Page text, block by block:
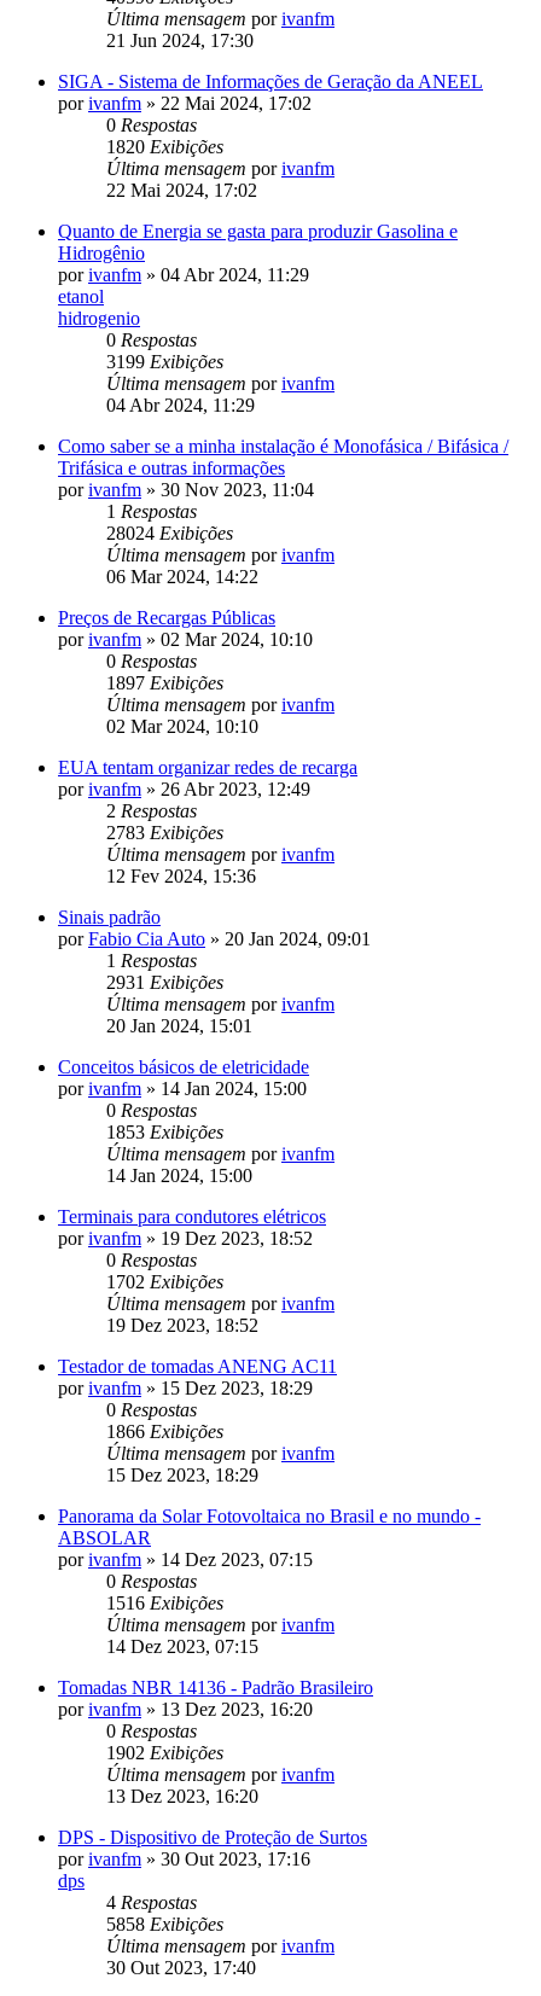
Última mensagem porivanfm
21 Jun 2024, 17:30
SIGA - Sistema de Informações de Geração da ANEEL
porivanfm » 22 Mai 2024, 17:02
0 Respostas
1820 Exibições
Última mensagem porivanfm
22 Mai 2024, 17:02
Quanto de Energia se gasta para produzir Gasolina e
Hidrogênio
porivanfm » 04 Abr 2024, 11:29
etanol
hidrogenio
0 Respostas
3199 Exibições
Última mensagem porivanfm
04 Abr 2024, 11:29
Como saber se a minha instalação é Monofásica / Bifásica /
Trifásica e outras informações
porivanfm » 30 Nov 2023, 11:04
1 Respostas
28024 Exibições
Última mensagem porivanfm
06 Mar 2024, 14:22
Preços de Recargas Públicas
porivanfm » 02 Mar 2024, 10:10
0 Respostas
1897 Exibições
Última mensagem porivanfm
02 Mar 2024, 10:10
EUA tentam organizar redes de recarga
porivanfm » 26 Abr 2023, 12:49
2 Respostas
2783 Exibições
Última mensagem porivanfm
12 Fev 2024, 15:36
Sinais padrão
porFabio Cia Auto » 20 Jan 2024, 09:01
1 Respostas
2931 Exibições
Última mensagem porivanfm
20 Jan 2024, 15:01
Conceitos básicos de eletricidade
porivanfm » 14 Jan 2024, 15:00
0 Respostas
1853 Exibições
Última mensagem porivanfm
14 Jan 2024, 15:00
Terminais para condutores elétricos
porivanfm » 19 Dez 2023, 18:52
0 Respostas
1702 Exibições
Última mensagem porivanfm
19 Dez 2023, 18:52
Testador de tomadas ANENG AC11
porivanfm » 15 Dez 2023, 18:29
0 Respostas
1866 Exibições
Última mensagem porivanfm
15 Dez 2023, 18:29
Panorama da Solar Fotovoltaica no Brasil e no mundo -
ABSOLAR
porivanfm » 14 Dez 2023, 07:15
0 Respostas
1516 Exibições
Última mensagem porivanfm
14 Dez 2023, 07:15
Tomadas NBR 14136 - Padrão Brasileiro
porivanfm » 13 Dez 2023, 16:20
0 Respostas
1902 Exibições
Última mensagem porivanfm
13 Dez 2023, 16:20
DPS - Dispositivo de Proteção de Surtos
porivanfm » 30 Out 2023, 17:16
dps
4 Respostas
5858 Exibições
Última mensagem porivanfm
30 Out 2023, 17:40